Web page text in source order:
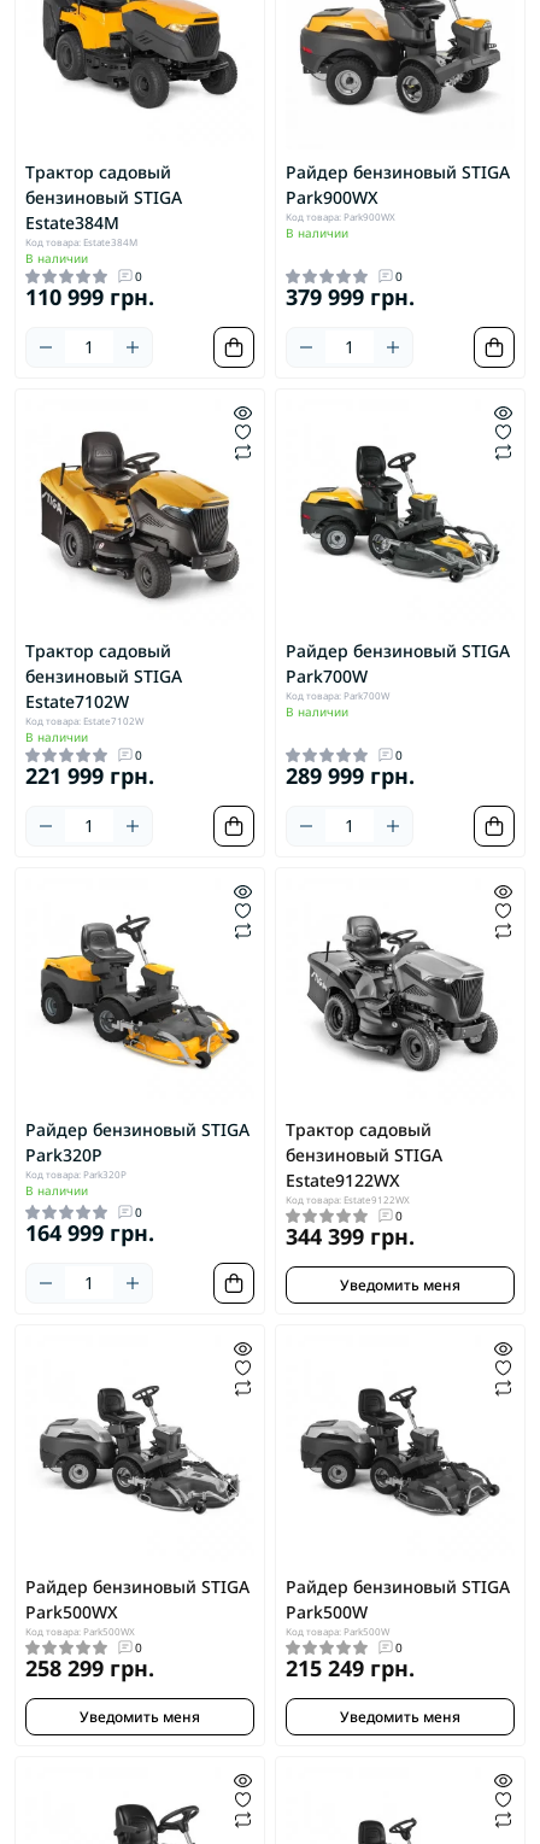
Трактор садовый
бензиновый STIGA
Estate384M
Код товара: Estate384M
В наличии
0
110 999 грн.
Райдер бензиновый STIGA
Park900WX
Код товара: Park900WX
В наличии
0
379 999 грн.
Трактор садовый
бензиновый STIGA
Estate7102W
Код товара: Estate7102W
В наличии
0
221 999 грн.
Райдер бензиновый STIGA
Park700W
Код товара: Park700W
В наличии
0
289 999 грн.
Райдер бензиновый STIGA
Park320P
Код товара: Park320P
В наличии
0
164 999 грн.
Трактор садовый
бензиновый STIGA
Estate9122WX
Код товара: Estate9122WX
0
344 399 грн.
Уведомить меня
Райдер бензиновый STIGA
Park500WX
Код товара: Park500WX
0
258 299 грн.
Уведомить меня
Райдер бензиновый STIGA
Park500W
Код товара: Park500W
0
215 249 грн.
Уведомить меня